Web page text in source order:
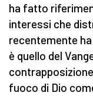
ha fatto
interessi che
recentemente ha
è quello del
fuoco di Dio